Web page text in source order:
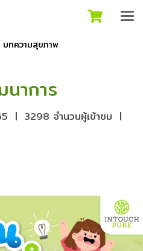
บทความสุขภาพ
าการ
| 3298 จำนวนผู้เข้าชม |